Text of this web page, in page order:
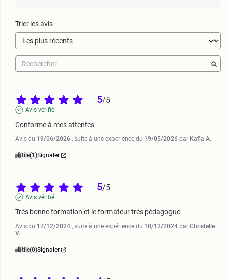
Trier les avis
5/5
Avis vérifié
Conforme à mes attentes
Avis du 19/06/2026 , suite à une expérience du 19/05/2026 par Kafia A.
Utile(1)Signaler
5/5
Avis vérifié
Très bonne formation et le formateur très pédagogue.
Avis du 17/12/2024 , suite à une expérience du 10/12/2024 par Christelle
V.
Utile(0)Signaler